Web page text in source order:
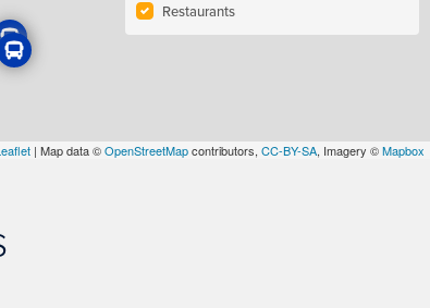
Restaurants
| Map data ©OpenStreetMapcontributors, CC-BY-SA, Imagery ©Mapbox